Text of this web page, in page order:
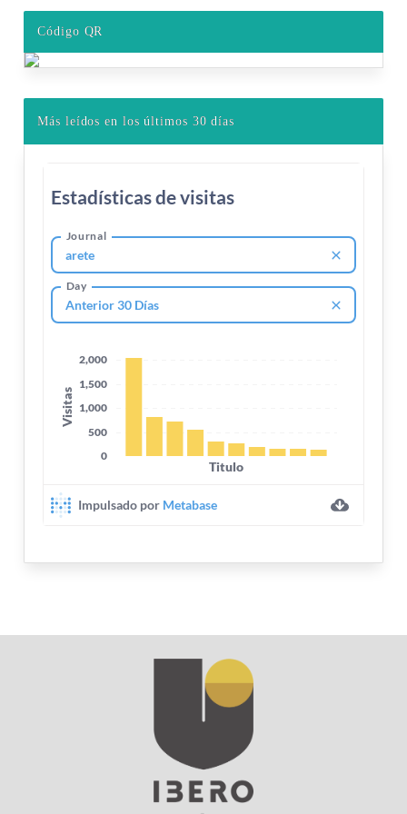
Código QR
Más leídos en los últimos 30 días